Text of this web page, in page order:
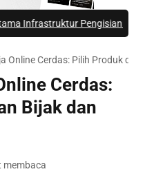
Pengisian Daya untuk
Online Cerdas: Pilih Produk
Cerdas:
Bijak dan
membaca